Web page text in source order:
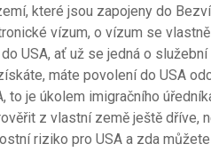
které jsou zapojeny do
vízum, o vízum se
USA, ať už se jedná o
máte povolení do USA
to je úkolem imigračního
z vlastní země ještě dříve,
riziko pro USA a zda